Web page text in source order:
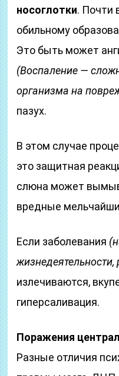
носоглотки. Почти
обильному
Это быть может
(Воспаление —
организма на
пазух.
В этом случае
это защитная
слюна может
вредные
Если заболевания
жизнедеятельности,
излечиваются,
гиперсаливация.
Поражения
Разные отличия